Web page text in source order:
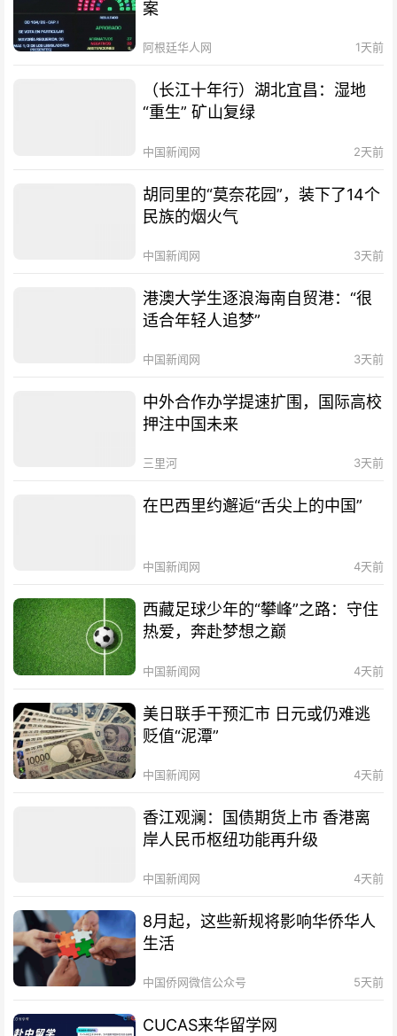
案
阿根廷华人网 1天前
（长江十年行）湖北宜昌：湿地
“重生” 矿山复绿
中国新闻网 2天前
胡同里的“莫奈花园”，装下了14个
民族的烟火气
中国新闻网 3天前
港澳大学生逐浪海南自贸港：“很
适合年轻人追梦”
中国新闻网 3天前
中外合作办学提速扩围，国际高校
押注中国未来
三里河 3天前
在巴西里约邂逅“舌尖上的中国”
中国新闻网 4天前
西藏足球少年的“攀峰”之路：守住
热爱，奔赴梦想之巅
中国新闻网 4天前
美日联手干预汇市 日元或仍难逃
贬值“泥潭”
中国新闻网 4天前
香江观澜：国债期货上市 香港离
岸人民币枢纽功能再升级
中国新闻网 4天前
8月起，这些新规将影响华侨华人
生活
中国侨网微信公众号 5天前
CUCAS来华留学网